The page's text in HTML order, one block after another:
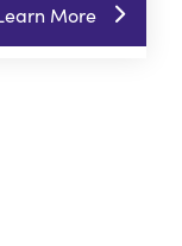
More